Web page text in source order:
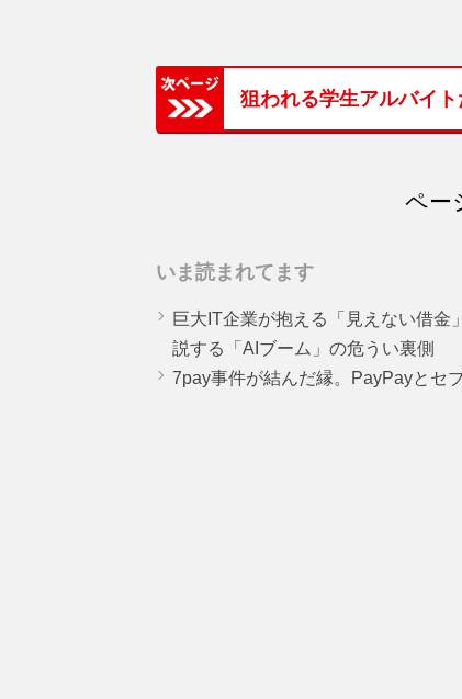
狙われる学生アルバイト
ペー
いま読まれてます
巨大IT企業が抱える「見えない借金
説する「AIブーム」の危うい裏側
7pay事件が結んだ縁。PayPayとセ